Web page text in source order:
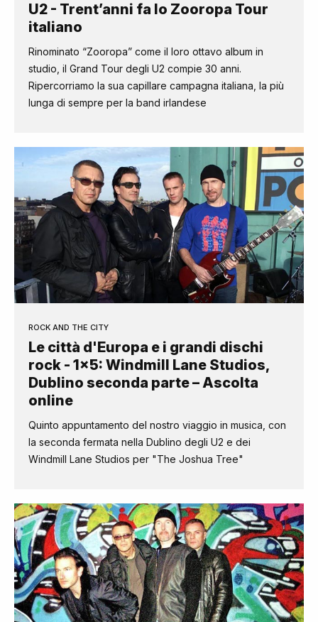
U2 - Trent’anni fa lo Zooropa Tour
italiano
Rinominato “Zooropa” come il loro ottavo album in
studio, il Grand Tour degli U2 compie 30 anni.
Ripercorriamo la sua capillare campagna italiana, la più
lunga di sempre per la band irlandese
ROCK AND THE CITY
Le città d'Europa e i grandi dischi
rock - 1×5: Windmill Lane Studios,
Dublino seconda parte – Ascolta
online
Quinto appuntamento del nostro viaggio in musica, con
la seconda fermata nella Dublino degli U2 e dei
Windmill Lane Studios per "The Joshua Tree"